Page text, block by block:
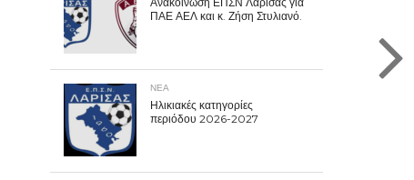
ΠΑΕ ΑΕΛ και κ. Ζήση Στυλιανό.
ΝΕΑ
Ηλικιακές κατηγορίες
περιόδου 2026-2027